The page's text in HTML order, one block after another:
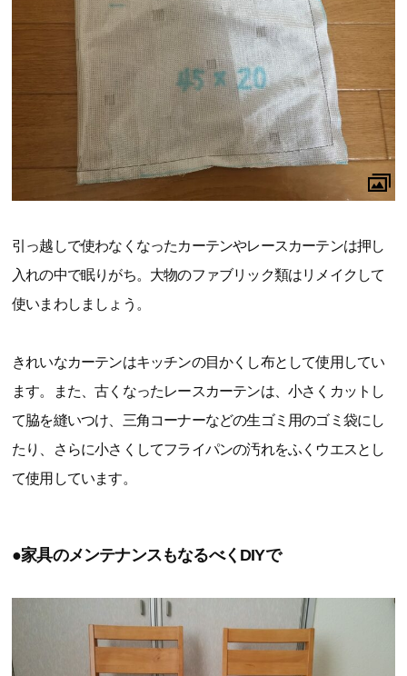
引っ越しで使わなくなったカーテンやレースカーテンは押し
入れの中で眠りがち。大物のファブリック類はリメイクして
使いまわしましょう。
きれいなカーテンはキッチンの目かくし布として使用してい
ます。また、古くなったレースカーテンは、小さくカットし
て脇を縫いつけ、三角コーナーなどの生ゴミ用のゴミ袋にし
たり、さらに小さくしてフライパンの汚れをふくウエスとし
て使用しています。
●家具のメンテナンスもなるべくDIYで